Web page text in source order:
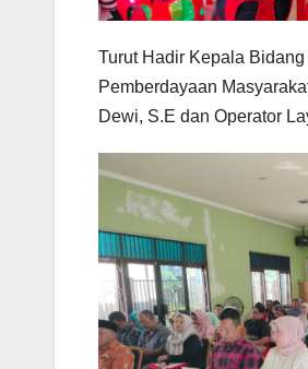
Turut Hadir Kepala
Pemberdayaan
Dewi, S.E dan Operator